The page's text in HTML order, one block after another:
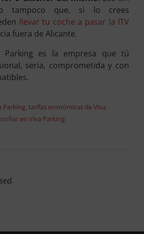
tampoco que, si lo crees
llevar tu coche a pasar la ITV
fuera de Alicante.
Parking es la empresa que tú
seria, comprometida y con
Parking, tarifas económicas de Viva
en Viva Parking